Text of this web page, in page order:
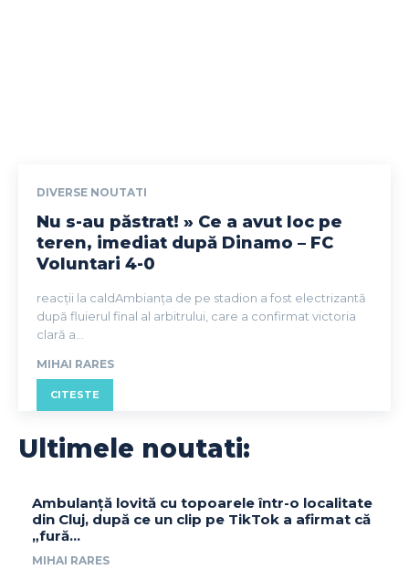
DIVERSE NOUTATI
Nu s-au păstrat! » Ce a avut loc pe
teren, imediat după Dinamo – FC
Voluntari 4-0
reacții la caldAmbianța de pe stadion a fost electrizantă
după fluierul final al arbitrului, care a confirmat victoria
clară a...
MIHAI RARES
CITESTE
Ultimele noutati:
Ambulanță lovită cu topoarele într-o localitate
din Cluj, după ce un clip pe TikTok a afirmat că
„fură…
MIHAI RARES